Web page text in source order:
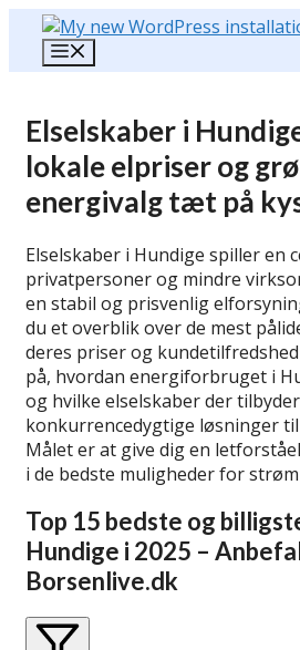
Hop
indhold
Elselskaber i
lokale elpriser og
energivalg tæt på
Elselskaber i Hundige spiller en
privatpersoner og mindre
en stabil og prisvenlig
du et overblik over de mest
deres priser og kundetilfredshed
på, hvordan energiforbruget i
og hvilke elselskaber der
konkurrencedygtige løsninger
Målet er at give dig en
i de bedste muligheder for
Top 15 bedste og
Hundige i 2025 –
Borsenlive.dk